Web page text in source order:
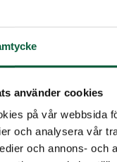
använder cookies
på vår webbsida
och analysera vår
och annons- och
upp till